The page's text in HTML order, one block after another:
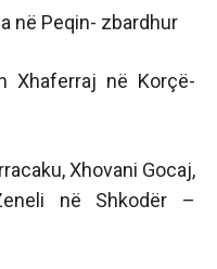
në Peqin- zbardhur
Xhaferraj në Korçë-
Xhovani Gocaj,
në Shkodër –